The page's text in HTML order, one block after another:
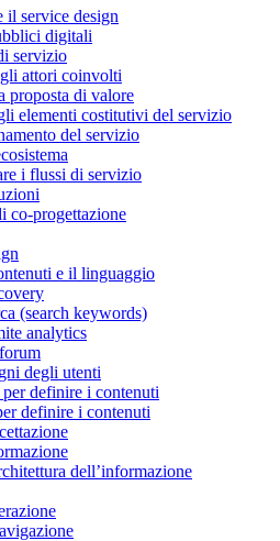
il service design
digitali
servizio
attori coinvolti
proposta di valore
elementi costitutivi del servizio
del servizio
i flussi di servizio
co-progettazione
e il linguaggio
(search keywords)
analytics
degli utenti
definire i contenuti
definire i contenuti
dell’informazione